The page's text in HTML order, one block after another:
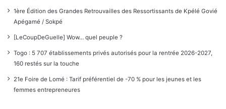
1ère Édition des Grandes Retrouvailles des Ressortissants de Kpélé Govié
Apégamé / Sokpé
[LeCoupDeGuelle] Wow… quel peuple ?
Togo : 5 707 établissements privés autorisés pour la rentrée 2026-2027,
160 restés sur la touche
21e Foire de Lomé : Tarif préférentiel de -70 % pour les jeunes et les
femmes entrepreneures